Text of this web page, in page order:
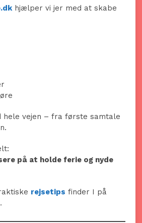
hjælper vi jer med at skabe
hele vejen – fra første samtale
på at holde ferie og nyde
rejsetips finder I på